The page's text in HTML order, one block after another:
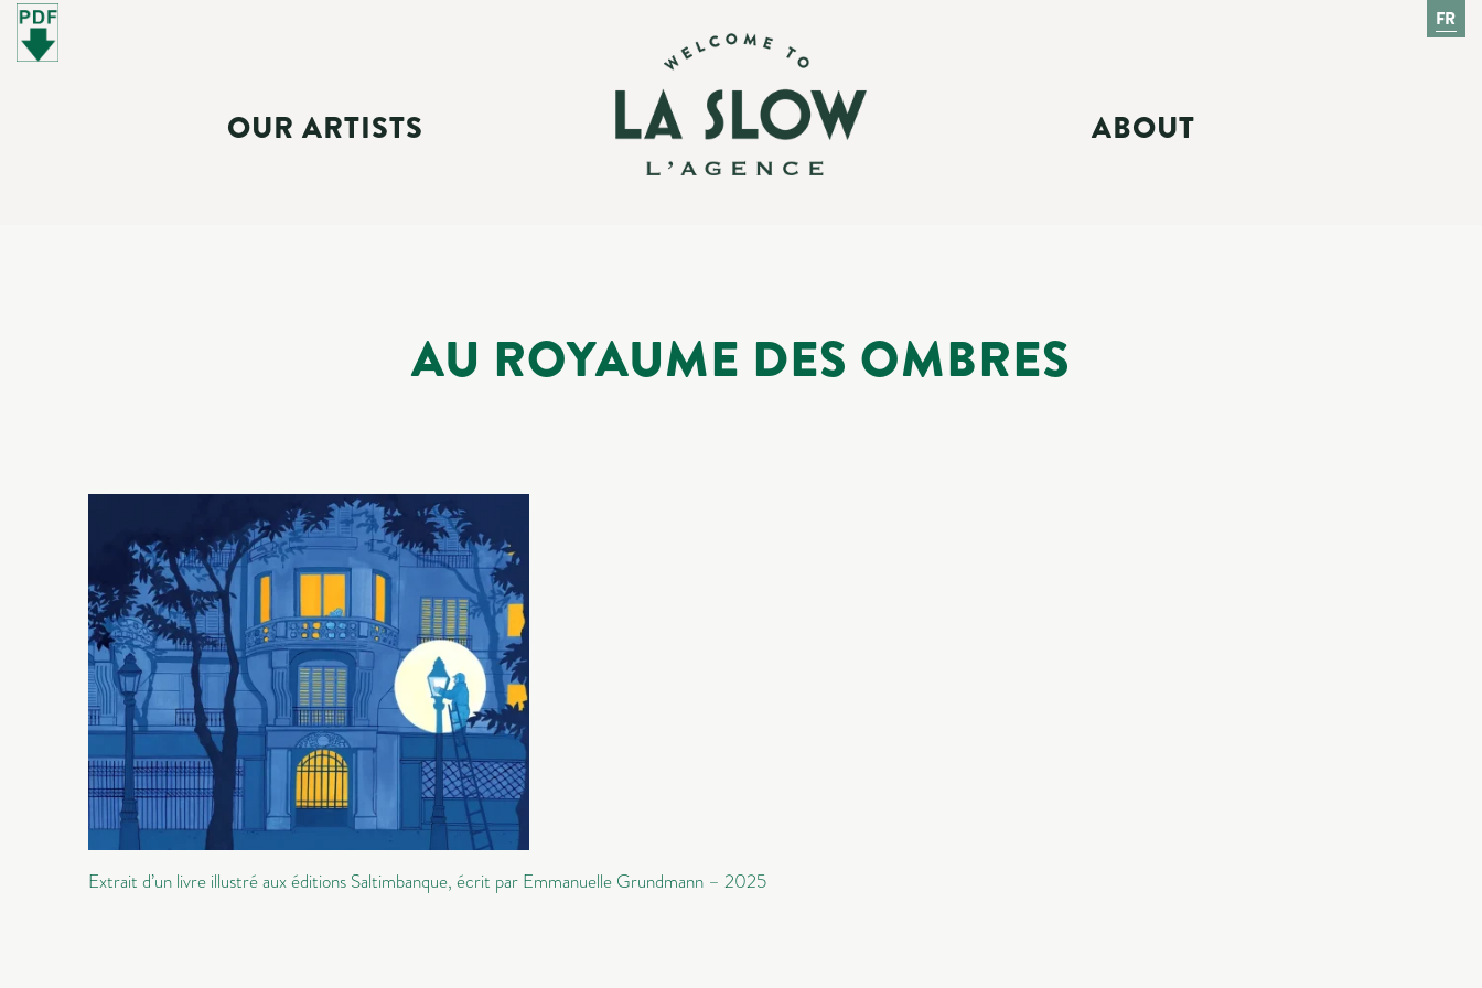
OUR ARTISTS ABOUT
FR
AU ROYAUME DES OMBRES
Extrait d’un livre illustré aux éditions Saltimbanque, écrit par Emmanuelle Grundmann – 2025